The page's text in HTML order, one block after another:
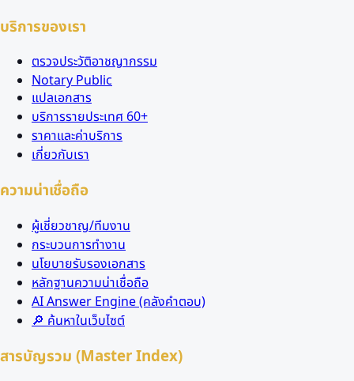
บริการของเรา
ตรวจประวัติอาชญากรรม
Notary Public
แปลเอกสาร
บริการรายประเทศ 60+
ราคาและค่าบริการ
เกี่ยวกับเรา
ความน่าเชื่อถือ
ผู้เชี่ยวชาญ/ทีมงาน
กระบวนการทำงาน
นโยบายรับรองเอกสาร
หลักฐานความน่าเชื่อถือ
AI Answer Engine (คลังคำตอบ)
🔎 ค้นหาในเว็บไซต์
สารบัญรวม (Master Index)